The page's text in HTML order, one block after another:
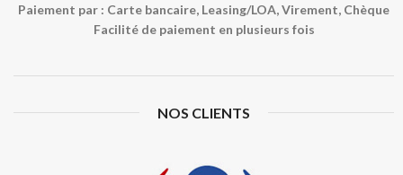
Paiement par : Carte bancaire, Leasing/LOA, Virement, Chèque
Facilité de paiement en plusieurs fois
NOS CLIENTS